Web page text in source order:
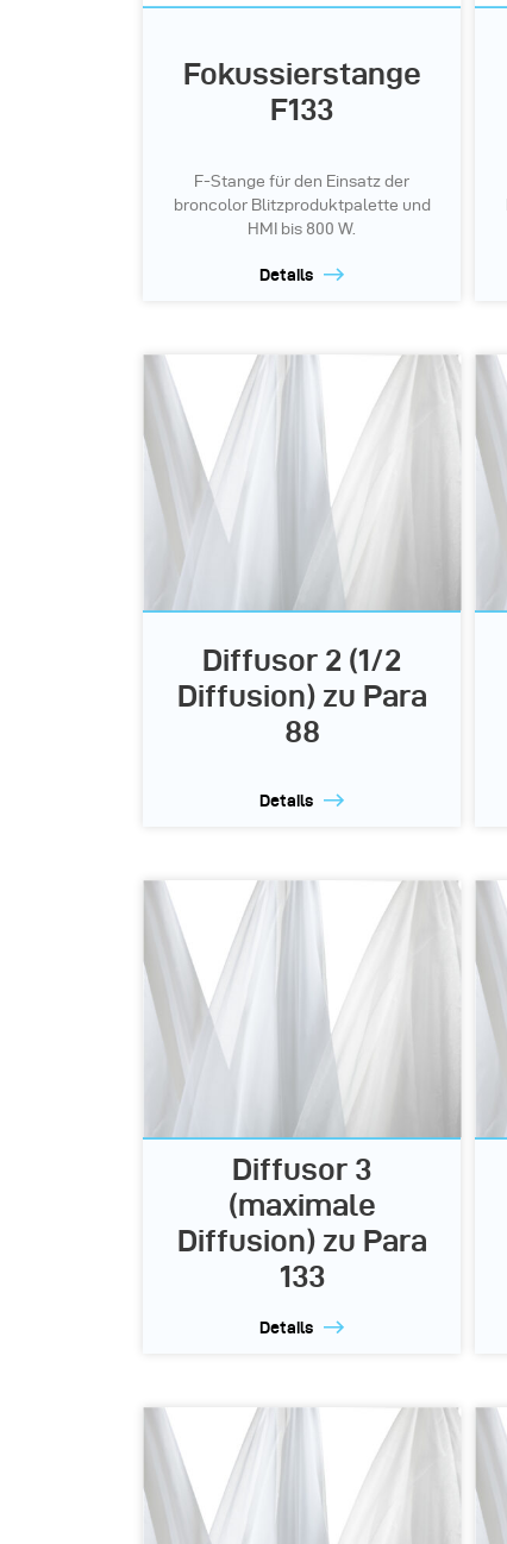
Fokussierstange
F133
F-Stange für den Einsatz der
broncolor Blitzproduktpalette und
HMI bis 800 W.
Details
Diffusor 2 (1/2
Diffusion) zu Para
88
Details
Diffusor 3
(maximale
Diffusion) zu Para
133
Details